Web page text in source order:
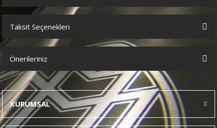
Bu ürüne ilk yorumu siz yapın!
Taksit Seçenekleri
Önerileriniz
Bu ürünün fiyat bilgisi, resim, ürün açıklamalarında ve diğer
konularda yetersiz gördüğünüz noktaları öneri formunu kullanarak
tarafımıza iletebilirsiniz.
Görüş ve önerileriniz için teşekkür ederiz.
KURUMSAL